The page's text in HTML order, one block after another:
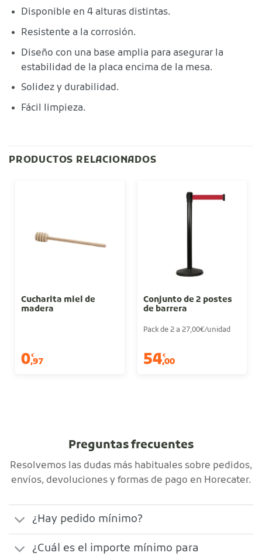
Disponible en 4 alturas distintas.
Resistente a la corrosión.
Diseño con una base amplia para asegurar la
estabilidad de la placa encima de la mesa.
Solidez y durabilidad.
Fácil limpieza.
PRODUCTOS RELACIONADOS
Cucharita miel de
madera
0€
,97
Conjunto de 2 postes
de barrera
Pack de 2 a 27,00€/unidad
54€
,00
Preguntas frecuentes
Resolvemos las dudas más habituales sobre pedidos,
envíos, devoluciones y formas de pago en Horecater.
¿Hay pedido mínimo?
¿Cuál es el importe mínimo para